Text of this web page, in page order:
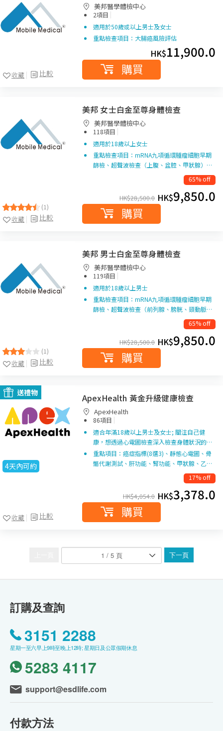
比較
收藏
美邦醫學體檢中心
2項目 |
適用於50歲或以上男士及女士
重點檢查項目：大腸癌風險評估
HK$11,900.0
購買
(1)
比較
收藏
美邦 女士白金至尊身體檢查
美邦醫學體檢中心
118項目 |
適用於18歲以上女士
重點檢查項目：mRNA九項循環腫瘤細胞早期
篩檢、超聲波檢查（上腹、盆腔、甲狀腺）…
65% off
HK$28,500.0 HK$9,850.0
購買
(1)
比較
收藏
美邦 男士白金至尊身體檢查
美邦醫學體檢中心
119項目 |
適用於18歲以上男士
重點檢查項目：mRNA九項循環腫瘤細胞早期
篩檢、超聲波檢查（前列腺、膀胱、頸動脈…
65% off
HK$28,500.0 HK$9,850.0
購買
送禮物
4天內可約
比較
收藏
ApexHealth 黃金升級健康檢查
ApexHealth
86項目 |
適合年滿18歲以上男士及女士; 關注自己健
康，想透過心電圖檢查深入檢查身體狀況的…
重點項目：癌症指標(8選3)、靜態心電圖、骨
骼代謝測試、肝功能、腎功能、甲狀腺、乙…
17% off
HK$4,054.0 HK$3,378.0
購買
下一頁
訂購及查詢
3151 2288
星期一至六早上9時至晚上12時; 星期日及公眾假期休息
5283 4117
support@esdlife.com
付款方法